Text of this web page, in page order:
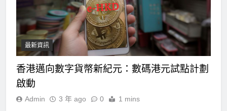
最新資訊
香港邁向數字貨幣新紀元：數碼港元試點計劃
啟動
Admin 3 年 ago 0 1 mins